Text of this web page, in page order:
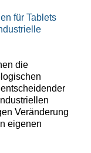
für Tablets
die
Veränderung
eigenen